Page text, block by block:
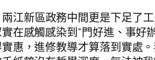
江新區政務中間更是下足了
在感觸感染到“門好進、事
惠，進修教導才算落到實處